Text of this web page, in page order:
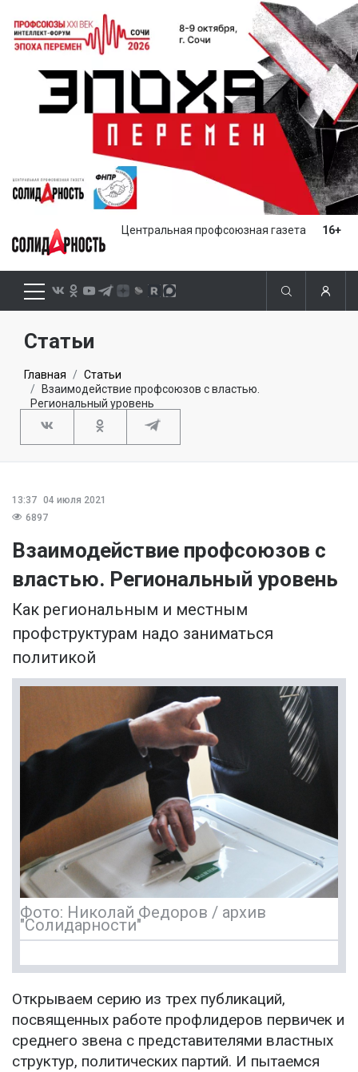
Центральная профсоюзная газета 16+
Статьи
Главная
Статьи
Взаимодействие профсоюзов с властью.
Региональный уровень
13:37 04 июля 2021
6897
Взаимодействие профсоюзов с
властью. Региональный уровень
Как региональным и местным
профструктурам надо заниматься
политикой
Фото: Николай Федоров / архив
"Солидарности"
Открываем серию из трех публикаций,
посвященных работе профлидеров первичек и
среднего звена с представителями властных
структур, политических партий. И пытаемся